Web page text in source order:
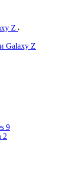
Z
Galaxy Z
9
2